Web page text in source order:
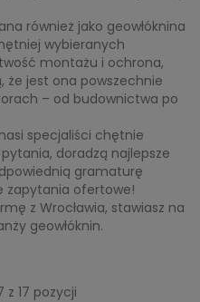
również jako geowłóknina
wybieranych
montażu i ochrona,
że jest ona powszechnie
– od budownictwa po
specjaliści chętnie
doradzą najlepsze
gramaturę
zapytania ofertowe!
z Wrocławia, stawiasz na
geowłóknin.
z 17 pozycji